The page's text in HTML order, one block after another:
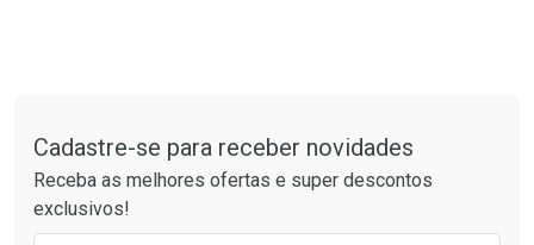
Ativar Desconto
Comprar sem Desconto
Comprar sem Desconto
Por R$ 12,99/cada
Ativar Desconto
Comprar sem Desconto
Comprar sem Desconto
Cadastre-se para receber novidades
Receba as melhores ofertas e super descontos
exclusivos!